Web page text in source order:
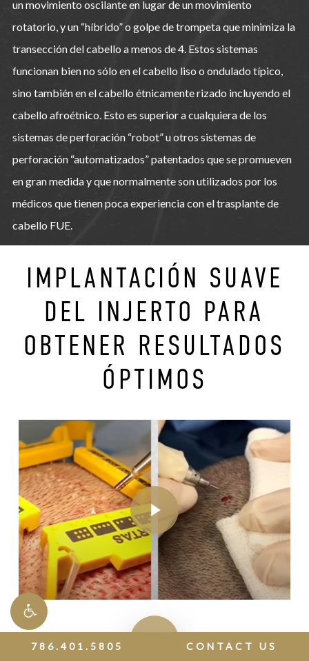
un movimiento oscilante en lugar de un movimiento
rotatorio, y un “híbrido” o golpe de trompeta que minimiza la
transección del cabello a menos de 4. Estos sistemas
funcionan bien no sólo en el cabello liso o ondulado típico,
sino también en el cabello étnicamente rizado incluyendo el
cabello afroétnico. Esto es superior a cualquiera de los
sistemas de perforación “robot” u otros sistemas de
perforación “automatizados” patentados que se promueven
en gran medida y que normalmente son utilizados por los
médicos que tienen poca experiencia con el trasplante de
cabello FUE.
IMPLANTACIÓN SUAVE
DEL INJERTO PARA
OBTENER RESULTADOS
ÓPTIMOS
Play Video
Play Video
Play Video
Play Video
CONTACT US
786.401.5805